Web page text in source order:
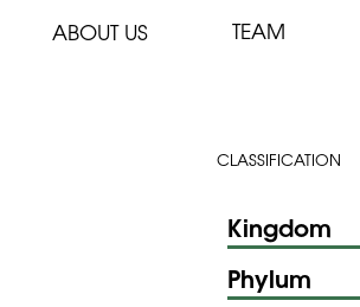
ABOUT US TEAM
CLASSIFICATION
Kingdom
Phylum